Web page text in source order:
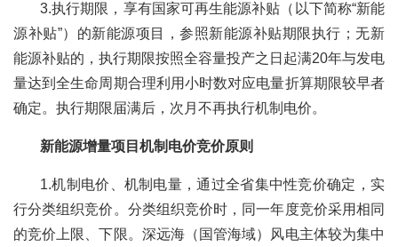
3.执行期限，享有国家可再生能源补贴（以下简称“新能
源补贴”）的新能源项目，参照新能源补贴期限执行；无新
能源补贴的，执行期限按照全容量投产之日起满20年与发电
量达到全生命周期合理利用小时数对应电量折算期限较早者
确定。执行期限届满后，次月不再执行机制电价。
新能源增量项目机制电价竞价原则
1.机制电价、机制电量，通过全省集中性竞价确定，实
行分类组织竞价。分类组织竞价时，同一年度竞价采用相同
的竞价上限、下限。深远海（国管海域）风电主体较为集中